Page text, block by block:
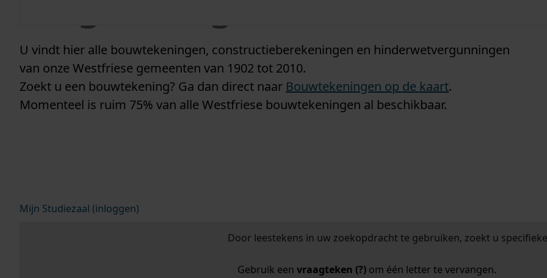
U vindt hier alle bouwtekeningen, constructieberekeningen en hinderwetvergunningen
van onze Westfriese gemeenten van 1902 tot 2010.
Zoekt u een bouwtekening? Ga dan direct naar Bouwtekeningen op de kaart.
Momenteel is ruim 75% van alle Westfriese bouwtekeningen al beschikbaar.
Mijn Studiezaal (inloggen)
Door leestekens in uw zoekopdracht te gebruiken, zoekt u
Gebruik een vraagteken (?)om één letter te vervangen.